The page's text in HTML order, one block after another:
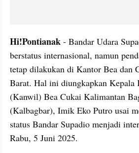
Hi!Pontianak - Bandar Udara
berstatus internasional, namun
tetap dilakukan di Kantor Bea dan
Barat. Hal ini diungkapkan Kepala
(Kanwil) Bea Cukai Kalimantan
(Kalbagbar), Imik Eko Putro usai
status Bandar Supadio menjadi
Rabu, 5 Juni 2025.